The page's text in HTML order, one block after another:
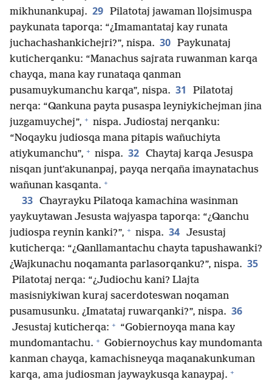
mikhunankupaj. 29 Pilatotaj jawaman llojsimuspa
paykunata taporqa: “¿Imamantataj kay runata
juchachashankichejri?”, nispa. 30 Paykunataj
kuticherqanku: “Manachus sajrata ruwanman karqa
chayqa, mana kay runataqa qanman
pusamuykumanchu karqa”, nispa. 31
Pilatotaj
nerqa: “Qankuna payta pusaspa leyniykichejman jina
juzgamuychej”, + nispa. Judiostaj nerqanku:
“Noqayku judiosqa mana pitapis wañuchiyta
atiykumanchu”, + nispa. 32 Chaytaj karqa Jesuspa
nisqan juntʼakunanpaj, payqa nerqaña imaynatachus
wañunan kasqanta. +
33 Chayrayku Pilatoqa kamachina wasinman
yaykuytawan Jesusta wajyaspa taporqa: “¿Qanchu
judiospa reynin kanki?”, + nispa. 34 Jesustaj
kuticherqa: “¿Qanllamantachu chayta tapushawanki?
¿Wajkunachu noqamanta parlasorqanku?”, nispa. 35
Pilatotaj nerqa: “¿Judiochu kani? Llajta
masisniykiwan kuraj sacerdoteswan noqaman
pusamusunku. ¿Imatataj ruwarqanki?”, nispa. 36
Jesustaj kuticherqa: + “Gobiernoyqa mana kay
mundomantachu. + Gobiernoychus kay mundomanta
kanman chayqa, kamachisneyqa maqanakunkuman
karqa, ama judiosman jaywaykusqa kanaypaj. +